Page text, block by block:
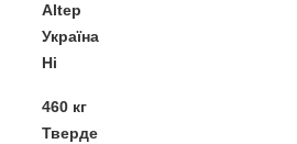
Altep
Україна
Ні
460 кг
Тверде